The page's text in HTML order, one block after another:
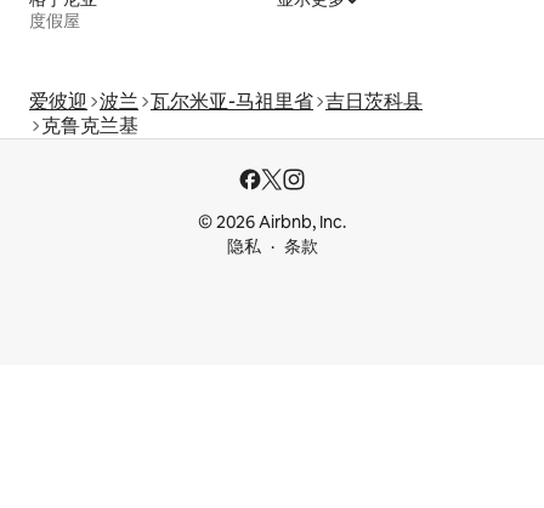
度假屋
爱彼迎 波兰 瓦尔米亚-马祖里省 吉日茨科县
克鲁克兰基
© 2026 Airbnb, Inc.
隐私
条款